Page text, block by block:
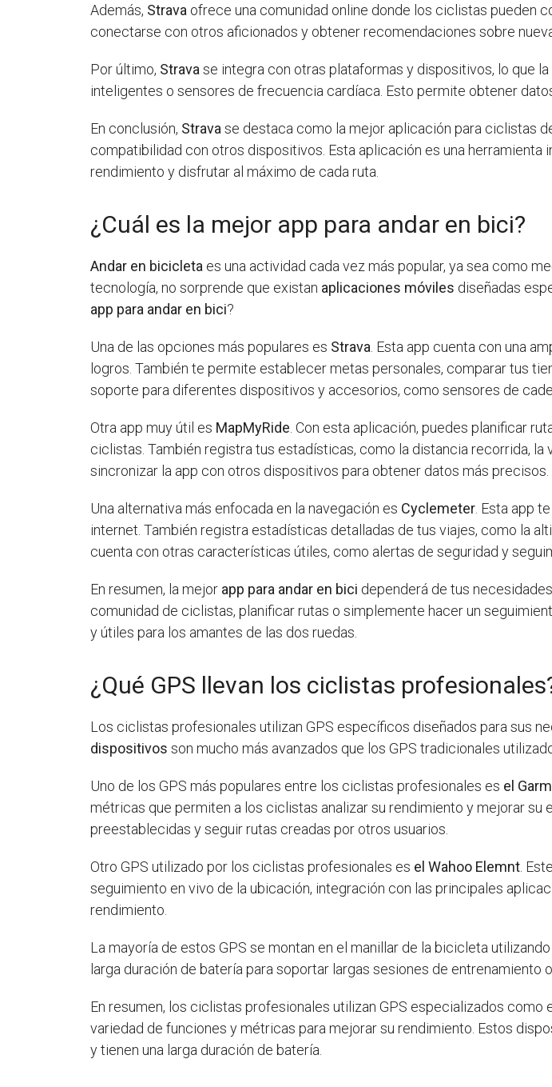
Además, Strava ofrece una comunidad online donde los ciclistas pueden
conectarse con otros aficionados y obtener recomendaciones sobre
Por último, Strava se integra con otras plataformas y dispositivos, lo que
inteligentes o sensores de frecuencia cardíaca. Esto permite obtener
En conclusión, Strava se destaca como la mejor aplicación para ciclistas
compatibilidad con otros dispositivos. Esta aplicación es una
rendimiento y disfrutar al máximo de cada ruta.
¿Cuál es la mejor app para andar en bici?
Andar en bicicleta es una actividad cada vez más popular, ya sea como
tecnología, no sorprende que existan aplicaciones móviles diseñadas
app para andar en bici?
Una de las opciones más populares es Strava . Esta app cuenta con una
logros. También te permite establecer metas personales, comparar tus
soporte para diferentes dispositivos y accesorios, como sensores de
Otra app muy útil es MapMyRide . Con esta aplicación, puedes planificar
ciclistas. También registra tus estadísticas, como la distancia recorrida,
sincronizar la app con otros dispositivos para obtener datos más precisos.
Una alternativa más enfocada en la navegación es Cyclemeter . Esta app
internet. También registra estadísticas detalladas de tus viajes, como la
cuenta con otras características útiles, como alertas de seguridad y
En resumen, la mejor app para andar en bici dependerá de tus
comunidad de ciclistas, planificar rutas o simplemente hacer un
y útiles para los amantes de las dos ruedas.
¿Qué GPS llevan los ciclistas
Los ciclistas profesionales utilizan GPS específicos diseñados para sus
dispositivos son mucho más avanzados que los GPS tradicionales
Uno de los GPS más populares entre los ciclistas profesionales es el
métricas que permiten a los ciclistas analizar su rendimiento y mejorar su
preestablecidas y seguir rutas creadas por otros usuarios.
Otro GPS utilizado por los ciclistas profesionales es el Wahoo Elemnt .
seguimiento en vivo de la ubicación, integración con las principales
rendimiento.
La mayoría de estos GPS se montan en el manillar de la bicicleta
larga duración de batería para soportar largas sesiones de entrenamiento
En resumen, los ciclistas profesionales utilizan GPS especializados como
variedad de funciones y métricas para mejorar su rendimiento. Estos
y tienen una larga duración de batería.